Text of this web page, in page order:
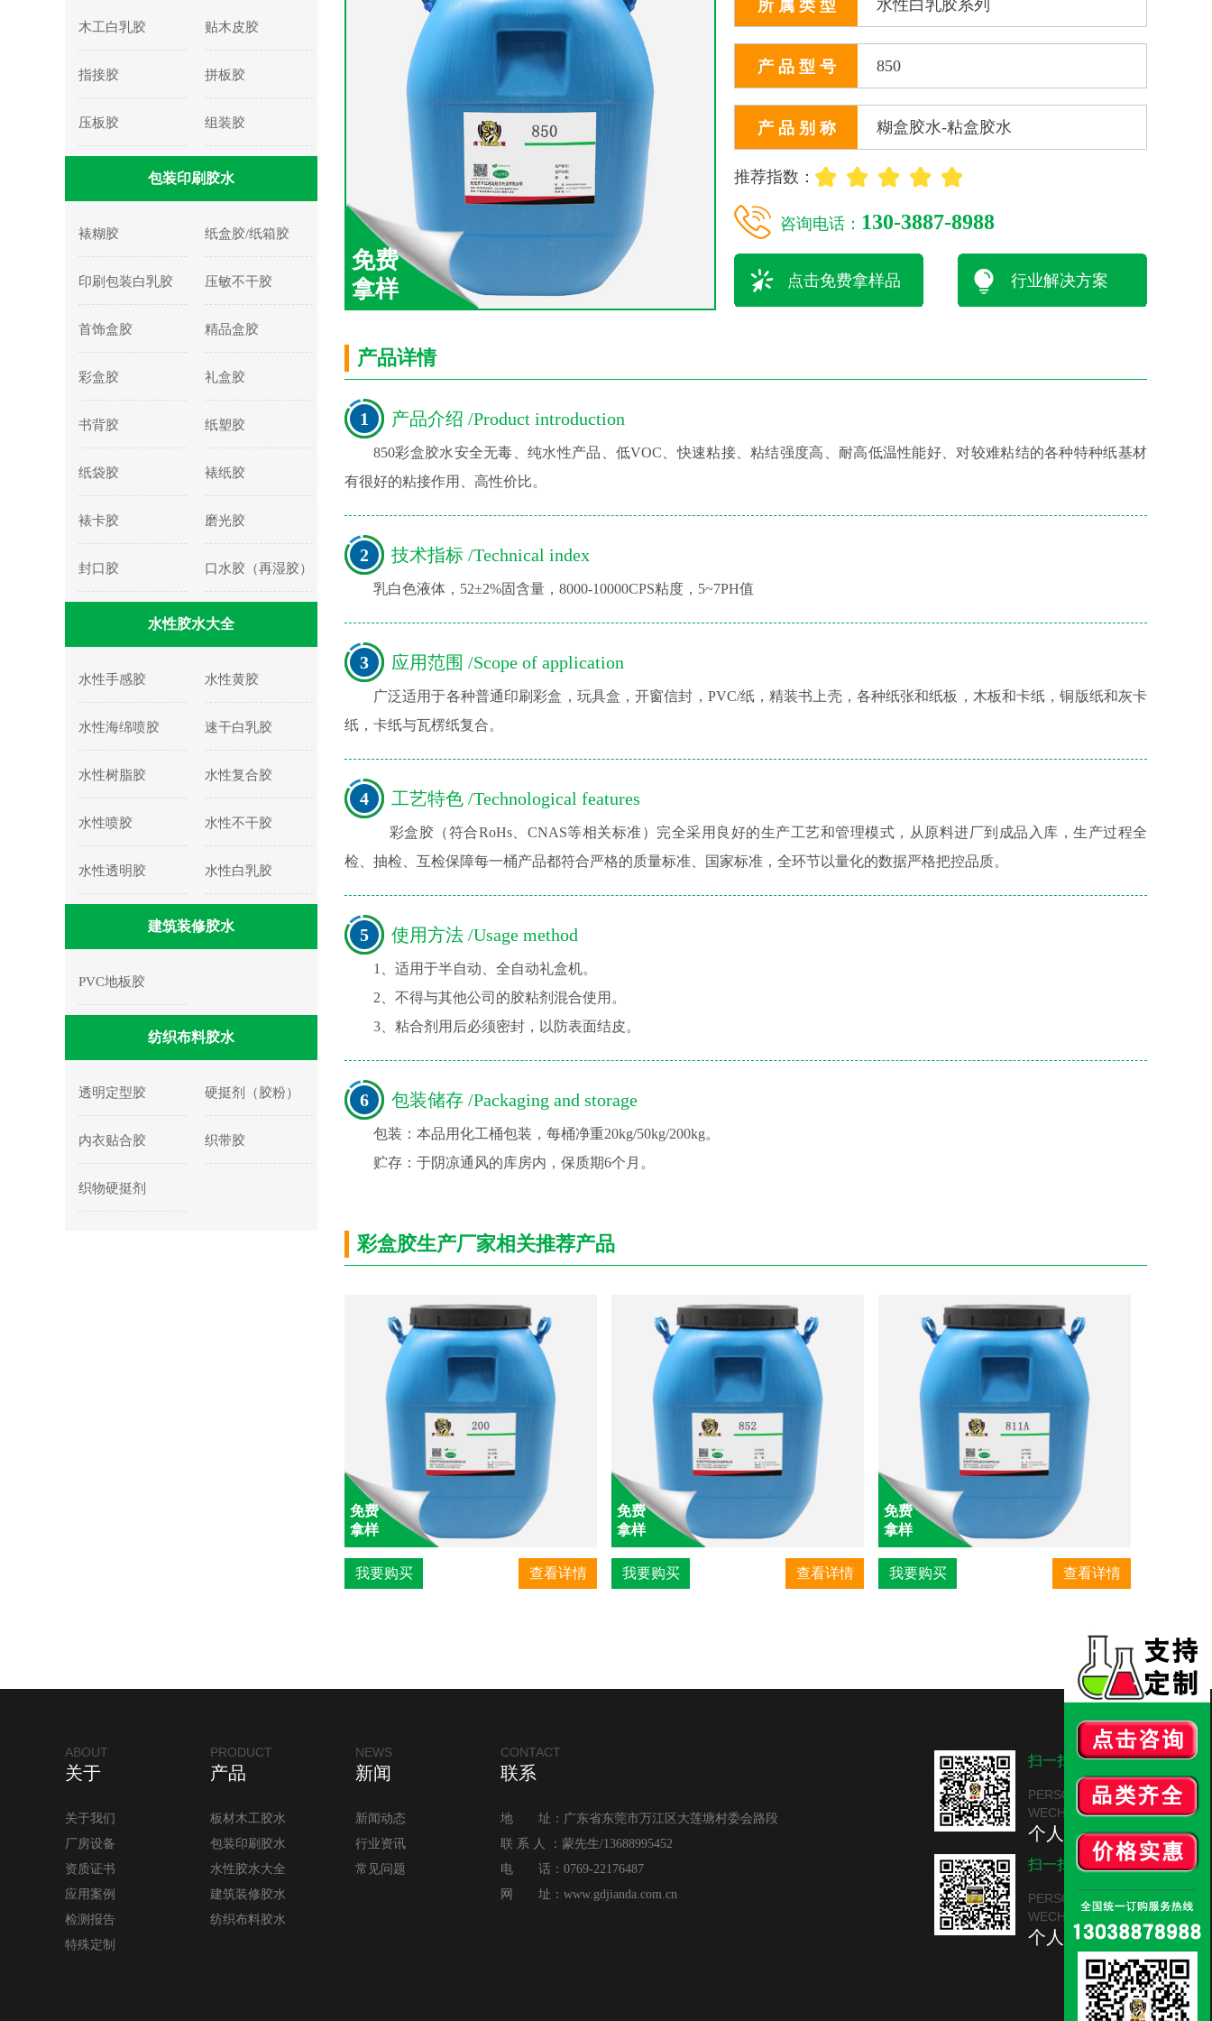
木工白乳胶 贴木皮胶
指接胶 拼板胶
压板胶 组装胶
包装印刷胶水
裱糊胶 纸盒胶/纸箱胶
印刷包装白乳胶 压敏不干胶
首饰盒胶 精品盒胶
彩盒胶 礼盒胶
书背胶 纸塑胶
纸袋胶 裱纸胶
裱卡胶 磨光胶
封口胶 口水胶（再湿胶）
水性胶水大全
水性手感胶 水性黄胶
水性海绵喷胶 速干白乳胶
水性树脂胶 水性复合胶
水性喷胶 水性不干胶
水性透明胶 水性白乳胶
建筑装修胶水
PVC地板胶
纺织布料胶水
透明定型胶 硬挺剂（胶粉）
内衣贴合胶 织带胶
织物硬挺剂
免费
拿样
所 属 类 型 水性白乳胶系列
产 品 型 号 850
产 品 别 称 糊盒胶水-粘盒胶水
推荐指数：
咨询电话： 130-3887-8988
点击免费拿样品 行业解决方案
产品详情
1 产品介绍 /Product introduction
850彩盒胶水安全无毒、纯水性产品、低VOC、快速粘接、粘结强度高、耐高低温性能好、对较难粘结的各种特种纸基材
有很好的粘接作用、高性价比。
2 技术指标 /Technical index
乳白色液体，52±2%固含量，8000-10000CPS粘度，5~7PH值
3 应用范围 /Scope of application
广泛适用于各种普通印刷彩盒，玩具盒，开窗信封，PVC/纸，精装书上壳，各种纸张和纸板，木板和卡纸，铜版纸和灰卡
纸，卡纸与瓦楞纸复合。
4 工艺特色 /Technological features
彩盒胶（符合RoHs、CNAS等相关标准）完全采用良好的生产工艺和管理模式，从原料进厂到成品入库，生产过程全
检、抽检、互检保障每一桶产品都符合严格的质量标准、国家标准，全环节以量化的数据严格把控品质。
5 使用方法 /Usage method
1、适用于半自动、全自动礼盒机。
2、不得与其他公司的胶粘剂混合使用。
3、粘合剂用后必须密封，以防表面结皮。
6 包装储存 /Packaging and storage
包装：本品用化工桶包装，每桶净重20kg/50kg/200kg。
贮存：于阴凉通风的库房内，保质期6个月。
彩盒胶生产厂家相关推荐产品
免费
拿样
我要购买 查看详情
免费
拿样
我要购买 查看详情
免费
拿样
我要购买 查看详情
ABOUT
关于
关于我们
厂房设备
资质证书
应用案例
检测报告
特殊定制
PRODUCT
产品
板材木工胶水
包装印刷胶水
水性胶水大全
建筑装修胶水
纺织布料胶水
NEWS
新闻
新闻动态
行业资讯
常见问题
CONTACT
联系
地 址：广东省东莞市万江区大莲塘村委会路段
联 系 人 ：蒙先生/13688995452
电 话：0769-22176487
网 址：www.gdjianda.com.cn
扫一扫
PERSONAL
WECHAT
个人微信
扫一扫
PERSONAL
WECHAT
个人微信